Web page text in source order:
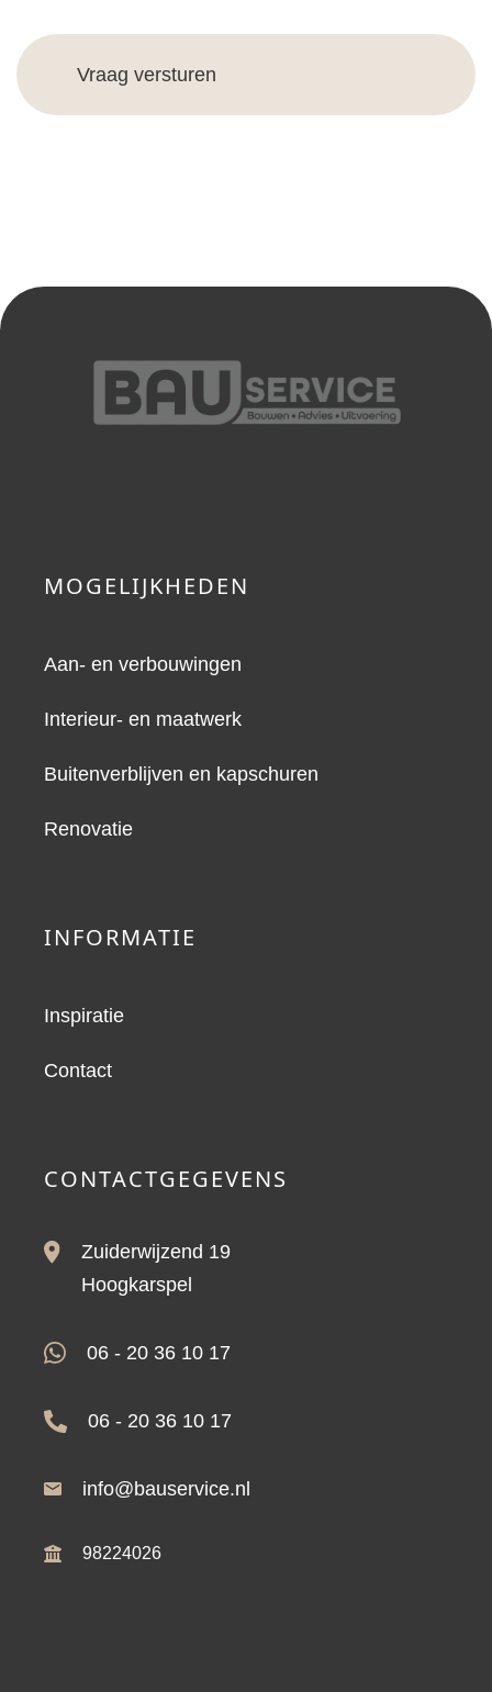
MOGELIJKHEDEN
Aan- en verbouwingen
Interieur- en maatwerk
Buitenverblijven en kapschuren
Renovatie
INFORMATIE
Inspiratie
Contact
CONTACTGEGEVENS
Zuiderwijzend 19
Hoogkarspel
06 - 20 36 10 17
06 - 20 36 10 17
info@bauservice.nl
98224026